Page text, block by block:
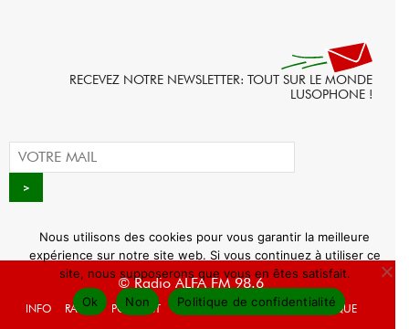
RECEVEZ NOTRE NEWSLETTER: TOUT SUR LE MONDE
LUSOPHONE !
© Radio ALFA FM 98.6
INFO RADIO PODCAST AGENDA WEBRADIO BOUTIQUE
Nous utilisons des cookies pour vous garantir la meilleure
expérience sur notre site web. Si vous continuez à utiliser ce
site, nous supposerons que vous en êtes satisfait.
Ok
Non Politique de confidentialité